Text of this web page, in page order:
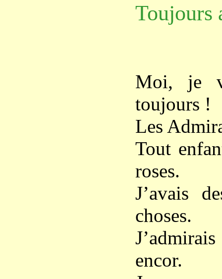
Toujours
Moi, je
toujours !
Les
Tout
roses.
J’avais
choses.
encor.